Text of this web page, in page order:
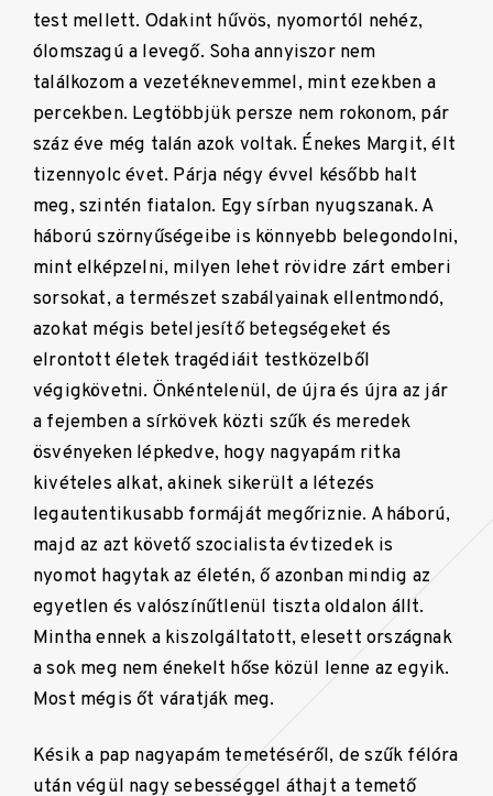
test mellett. Odakint hűvös, nyomortól nehéz,
ólomszagú a levegő. Soha annyiszor nem
találkozom a vezetéknevemmel, mint ezekben a
percekben. Legtöbbjük persze nem rokonom, pár
száz éve még talán azok voltak. Énekes Margit, élt
tizennyolc évet. Párja négy évvel később halt
meg, szintén fiatalon. Egy sírban nyugszanak. A
háború szörnyűségeibe is könnyebb belegondolni,
mint elképzelni, milyen lehet rövidre zárt emberi
sorsokat, a természet szabályainak ellentmondó,
azokat mégis beteljesítő betegségeket és
elrontott életek tragédiáit testközelből
végigkövetni. Önkéntelenül, de újra és újra az jár
a fejemben a sírkövek közti szűk és meredek
ösvényeken lépkedve, hogy nagyapám ritka
kivételes alkat, akinek sikerült a létezés
legautentikusabb formáját megőriznie. A háború,
majd az azt követő szocialista évtizedek is
nyomot hagytak az életén, ő azonban mindig az
egyetlen és valószínűtlenül tiszta oldalon állt.
Mintha ennek a kiszolgáltatott, elesett országnak
a sok meg nem énekelt hőse közül lenne az egyik.
Most mégis őt váratják meg.
Késik a pap nagyapám temetéséről, de szűk félóra
után végül nagy sebességgel áthajt a temető